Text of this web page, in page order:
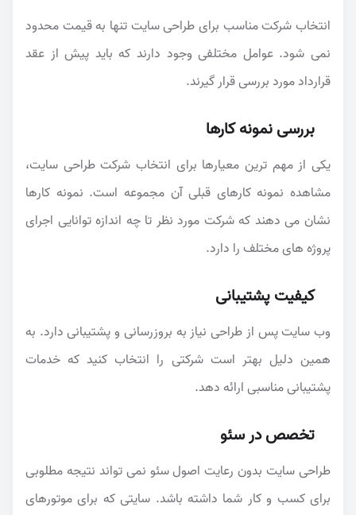
انتخاب شرکت مناسب برای طراحی سایت تنها به قیمت محدود
نمی شود. عوامل مختلفی وجود دارند که باید پیش از عقد
قرارداد مورد بررسی قرار گیرند.
بررسی نمونه کارها
یکی از مهم ترین معیارها برای انتخاب شرکت طراحی سایت،
مشاهده نمونه کارهای قبلی آن مجموعه است. نمونه کارها
نشان می دهند که شرکت مورد نظر تا چه اندازه توانایی اجرای
پروژه های مختلف را دارد.
کیفیت پشتیبانی
وب سایت پس از طراحی نیاز به بروزرسانی و پشتیبانی دارد. به
همین دلیل بهتر است شرکتی را انتخاب کنید که خدمات
پشتیبانی مناسبی ارائه دهد.
تخصص در سئو
طراحی سایت بدون رعایت اصول سئو نمی تواند نتیجه مطلوبی
برای کسب و کار شما داشته باشد. سایتی که برای موتورهای